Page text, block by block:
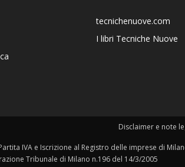
tecnichenuove.com
I libri Tecniche Nuove
Disclaimer e note
IVA e Iscrizione al Registro delle imprese di
Tribunale di Milano n.196 del 14/3/2005